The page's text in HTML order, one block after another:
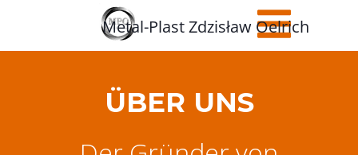
Metal-Plast Zdzisław Oelrich
ÜBER UNS